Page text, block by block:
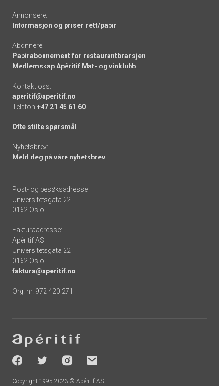
Annonsere:
Informasjon og priser nett/papir
Abonnere:
Papirabonnement for restaurantbransjen
Medlemskap Apéritif Mat- og vinklubb
Kontakt oss:
aperitif@aperitif.no
Telefon +47 21 45 61 60
Ofte stilte spørsmål
Nyhetsbrev:
Meld deg på våre nyhetsbrev
Post- og besøksadresse:
Universitetsgata 22
0162 Oslo
Fakturaadresse:
Apéritif AS
Universitetsgata 22
0162 Oslo
faktura@aperitif.no
Org. nr. 972 420 271
-
socials
Copyright 1995-2023 © Apéritif AS